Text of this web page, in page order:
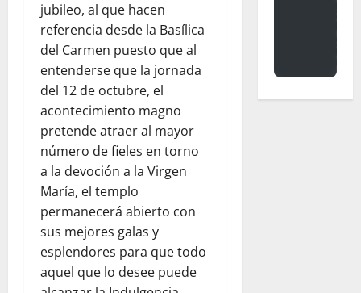
jubileo, al que hacen
referencia desde la Basílica
del Carmen puesto que al
entenderse que la jornada
del 12 de octubre, el
acontecimiento magno
pretende atraer al mayor
número de fieles en torno
a la devoción a la Virgen
María, el templo
permanecerá abierto con
sus mejores galas y
esplendores para que todo
aquel que lo desee puede